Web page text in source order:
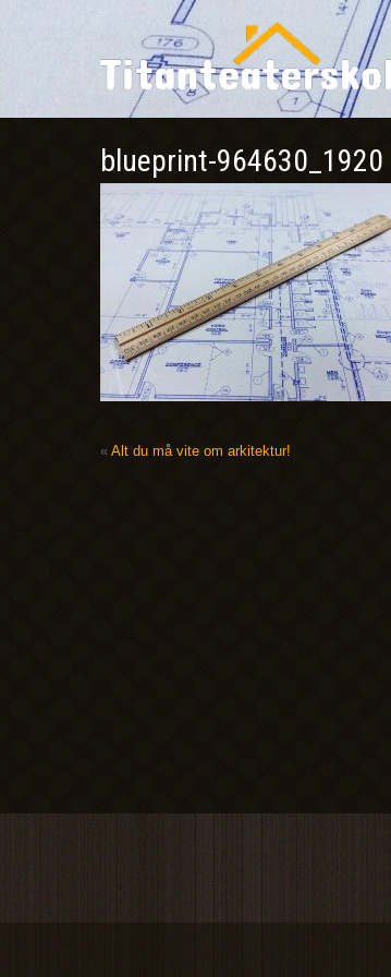
blueprint-964630_1920
« Alt du må vite om arkitektur!